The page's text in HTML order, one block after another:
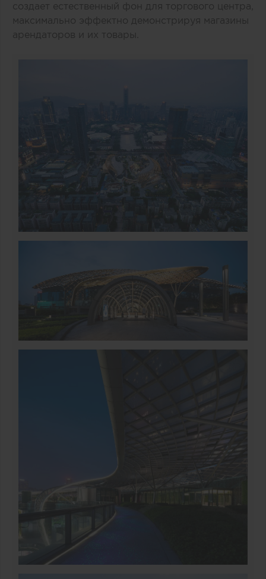
создает естественный фон для торгового центра,
максимально эффектно демонстрируя магазины
арендаторов и их товары.